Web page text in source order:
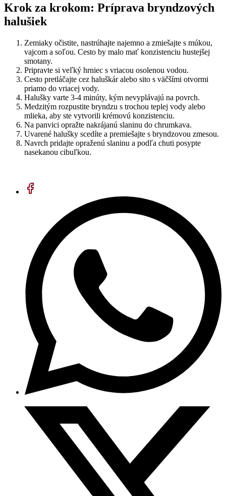
Krok za krokom: Príprava bryndzových
halušiek
Zemiaky očistite, nastrúhajte najemno a zmiešajte s múkou,
vajcom a soľou. Cesto by malo mať konzistenciu hustejšej
smotany.
Pripravte si veľký hrniec s vriacou osolenou vodou.
Cesto pretláčajte cez haluškár alebo sito s väčšími otvormi
priamo do vriacej vody.
Halušky varte 3-4 minúty, kým nevyplávajú na povrch.
Medzitým rozpustite bryndzu s trochou teplej vody alebo
mlieka, aby ste vytvorili krémovú konzistenciu.
Na panvici opražte nakrájanú slaninu do chrumkava.
Uvarené halušky scedíte a premiešajte s bryndzovou zmesou.
Navrch pridajte opraženú slaninu a podľa chuti posypte
nasekanou cibuľkou.